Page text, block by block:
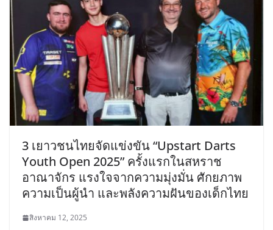
3 เยาวชนไทยจัดแข่งขัน “Upstart Darts
Youth Open 2025” ครั้งแรกในสหราช
อาณาจักร แรงใจจากความมุ่งมั่น ศักยภาพ
ความเป็นผู้นำ และพลังความฝันของเด็กไทย
สิงหาคม 12, 2025